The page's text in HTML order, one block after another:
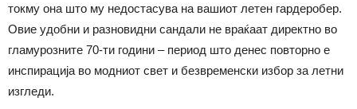
токму она што му недостасува на вашиот летен гардеробер.
Овие удобни и разновидни сандали не враќаат директно во
гламурозните 70-ти години – период што денес повторно е
инспирација во модниот свет и безвременски избор за летни
изгледи.